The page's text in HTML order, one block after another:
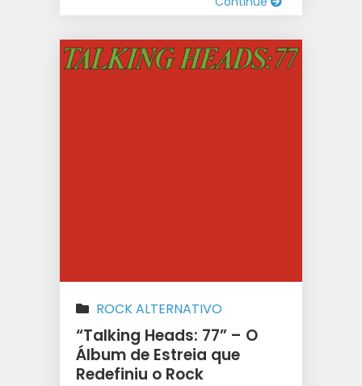
ROCK ALTERNATIVO
“Talking Heads: 77” – O
Álbum de Estreia que
Redefiniu o Rock